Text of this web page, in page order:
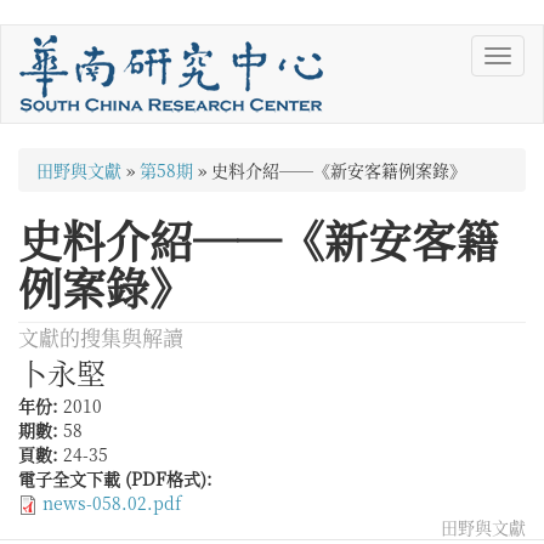
您
在
這
裡
田野與文獻 » 第58期 » 史料介紹──《新安客籍例案錄》
史料介紹──《新安客籍
例案錄》
文獻的搜集與解讀
卜永堅
年份: 2010
期數: 58
頁數: 24-35
電子全文下載 (PDF格式):
news-058.02.pdf
田野與文獻